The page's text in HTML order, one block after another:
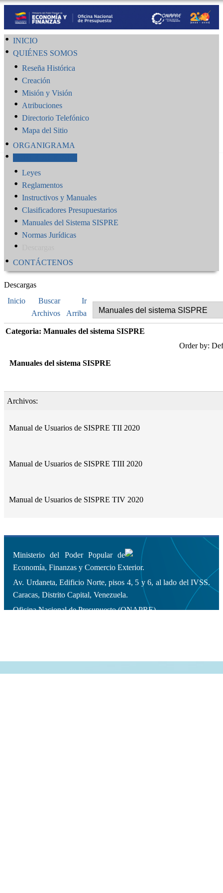
INICIO
QUIÉNES SOMOS
Reseña Histórica
Creación
Misión y Visión
Atribuciones
Directorio Telefónico
Mapa del Sitio
ORGANIGRAMA
Leyes
Reglamentos
Instructivos y Manuales
Clasificadores Presupuestarios
Manuales del Sistema SISPRE
Normas Jurídicas
CONTÁCTENOS
Descargas
Inicio
Buscar
Archivos
Ir
Arriba
Categoria: Manuales del sistema SISPRE
Order by:
Manuales del sistema SISPRE
Archivos:
Manual de Usuarios de SISPRE TII 2020
Manual de Usuarios de SISPRE TIII 2020
Manual de Usuarios de SISPRE TIV 2020
Ministerio del Poder Popular de
Economía, Finanzas y Comercio Exterior.
Av. Urdaneta, Edificio Norte, pisos 4, 5 y 6, al lado del IVSS.
Caracas, Distrito Capital, Venezuela.
Oficina Nacional de Presupuesto (ONAPRE).